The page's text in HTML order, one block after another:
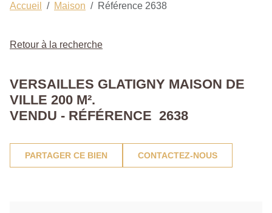
Accueil Maison Référence 2638
Retour à la recherche
VERSAILLES GLATIGNY MAISON DE
VILLE 200 M².
VENDU - RÉFÉRENCE 2638
PARTAGER CE BIEN CONTACTEZ-NOUS